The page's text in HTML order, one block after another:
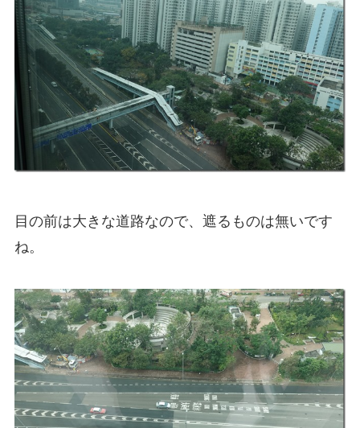
目の前は大きな道路なので、遮るものは無いです
ね。